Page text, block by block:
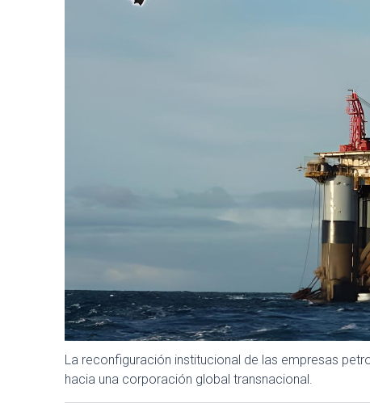
La reconfiguración institucional de las empresas
hacia una corporación global transnacional.